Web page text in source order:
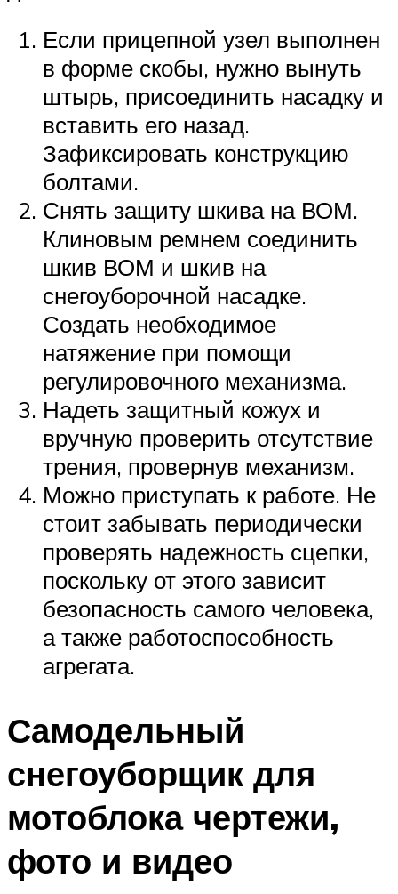
Если прицепной узел выполнен
в форме скобы, нужно вынуть
штырь, присоединить насадку и
вставить его назад.
Зафиксировать конструкцию
болтами.
Снять защиту шкива на ВОМ.
Клиновым ремнем соединить
шкив ВОМ и шкив на
снегоуборочной насадке.
Создать необходимое
натяжение при помощи
регулировочного механизма.
Надеть защитный кожух и
вручную проверить отсутствие
трения, провернув механизм.
Можно приступать к работе. Не
стоит забывать периодически
проверять надежность сцепки,
поскольку от этого зависит
безопасность самого человека,
а также работоспособность
агрегата.
Самодельный
снегоуборщик для
мотоблока чертежи,
фото и видео